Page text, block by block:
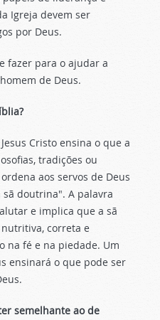
Igreja devem ser
por Deus.
fazer para o ajudar a
de Deus.
Cristo ensina o que a
tradições ou
aos servos de Deus
doutrina". A palavra
e implica que a sã
correta e
na fé e na piedade. Um
ensinará o que pode ser
semelhante ao de